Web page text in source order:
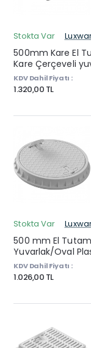
Stokta Var
500mm Kare El
Kare Çerçeveli
KDV Dahil Fiyatı :
1.320,00 TL
Stokta Var
500 mm El
Yuvarlak/Oval
KDV Dahil Fiyatı :
1.026,00 TL